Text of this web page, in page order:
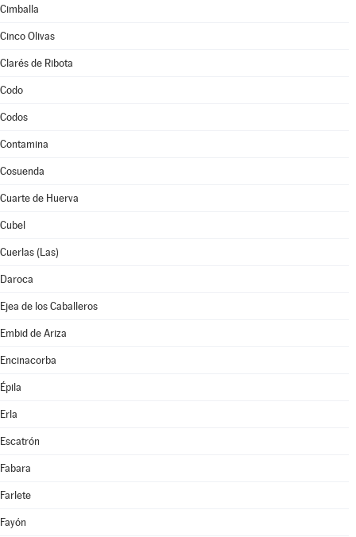
Cimballa
Cinco Olivas
Clarés de Ribota
Codo
Codos
Contamina
Cosuenda
Cuarte de Huerva
Cubel
Cuerlas (Las)
Daroca
Ejea de los Caballeros
Embid de Ariza
Encinacorba
Épila
Erla
Escatrón
Fabara
Farlete
Fayón